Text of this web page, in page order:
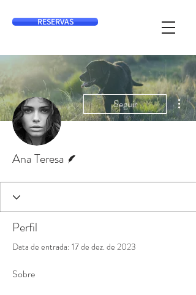
RESERVAS
Seguir
Ana Teresa
Perfil
Data de entrada: 17 de dez. de 2023
Sobre